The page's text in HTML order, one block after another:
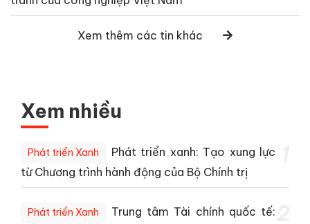
Xem thêm các tin khác
Xem nhiều
Phát triển Xanh
Phát triển xanh: Tạo xung lực
từ Chương trình hành động của Bộ Chính trị
Phát triển Xanh
Trung tâm Tài chính quốc tế: